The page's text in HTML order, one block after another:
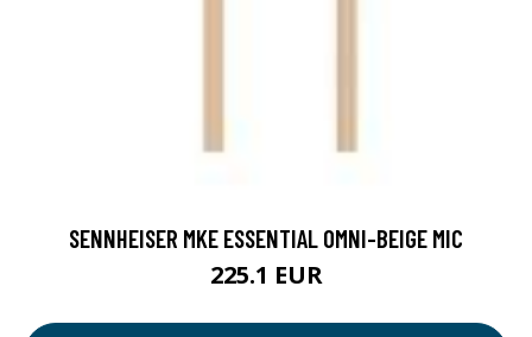
SENNHEISER MKE ESSENTIAL OMNI-BEIGE MIC
225.1 EUR